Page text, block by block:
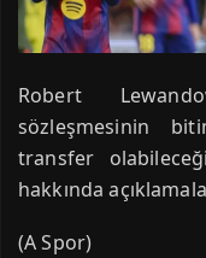
Robert
sözleşmesinin
transfer
hakkında
(A Spor)